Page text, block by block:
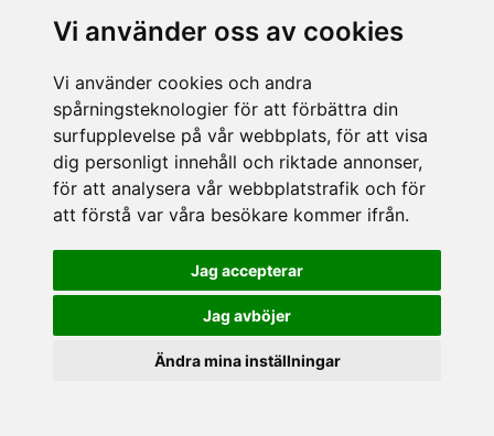
Vi använder oss av cookies
Vi använder cookies och andra
spårningsteknologier för att förbättra din
surfupplevelse på vår webbplats, för att visa
dig personligt innehåll och riktade annonser,
för att analysera vår webbplatstrafik och för
att förstå var våra besökare kommer ifrån.
Jag accepterar
Jag avböjer
Ändra mina inställningar
Jobba på Hasselgrens
LEVERANS
BETALNINGSSÄTT
I butiken i Lund kan du betala med Visa, Mastercard, Lund
City presentkort och kontanter.